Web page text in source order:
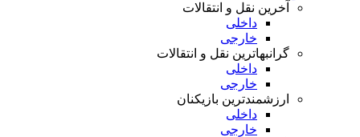
آخرین نقل و انتقالات
داخلی
خارجی
گرانبهاترین نقل و انتقالات
داخلی
خارجی
ارزشمندترین بازیکنان
داخلی
خارجی